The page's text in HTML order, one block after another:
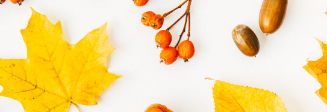
Agenda du territoire
Vie associative